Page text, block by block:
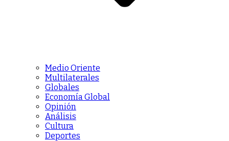
Medio Oriente
Multilaterales
Globales
Economía Global
Opinión
Análisis
Cultura
Deportes